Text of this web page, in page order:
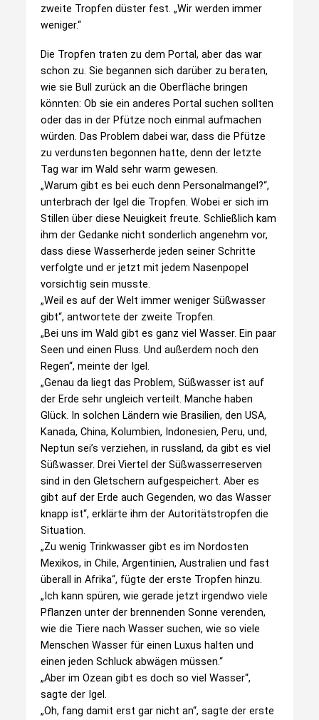
zweite Tropfen düster fest. „Wir werden immer
weniger.“
Die Tropfen traten zu dem Portal, aber das war
schon zu. Sie begannen sich darüber zu beraten,
wie sie Bull zurück an die Oberfläche bringen
könnten: Ob sie ein anderes Portal suchen sollten
oder das in der Pfütze noch einmal aufmachen
würden. Das Problem dabei war, dass die Pfütze
zu verdunsten begonnen hatte, denn der letzte
Tag war im Wald sehr warm gewesen.
„Warum gibt es bei euch denn Personalmangel?“,
unterbrach der Igel die Tropfen. Wobei er sich im
Stillen über diese Neuigkeit freute. Schließlich kam
ihm der Gedanke nicht sonderlich angenehm vor,
dass diese Wasserherde jeden seiner Schritte
verfolgte und er jetzt mit jedem Nasenpopel
vorsichtig sein musste.
„Weil es auf der Welt immer weniger Süßwasser
gibt“, antwortete der zweite Tropfen.
„Bei uns im Wald gibt es ganz viel Wasser. Ein paar
Seen und einen Fluss. Und außerdem noch den
Regen“, meinte der Igel.
„Genau da liegt das Problem, Süßwasser ist auf
der Erde sehr ungleich verteilt. Manche haben
Glück. In solchen Ländern wie Brasilien, den USA,
Kanada, China, Kolumbien, Indonesien, Peru, und,
Neptun sei’s verziehen, in russland, da gibt es viel
Süßwasser. Drei Viertel der Süßwasserreserven
sind in den Gletschern aufgespeichert. Aber es
gibt auf der Erde auch Gegenden, wo das Wasser
knapp ist“, erklärte ihm der Autoritätstropfen die
Situation.
„Zu wenig Trinkwasser gibt es im Nordosten
Mexikos, in Chile, Argentinien, Australien und fast
überall in Afrika“, fügte der erste Tropfen hinzu.
„Ich kann spüren, wie gerade jetzt irgendwo viele
Pflanzen unter der brennenden Sonne verenden,
wie die Tiere nach Wasser suchen, wie so viele
Menschen Wasser für einen Luxus halten und
einen jeden Schluck abwägen müssen.“
„Aber im Ozean gibt es doch so viel Wasser“,
sagte der Igel.
„Oh, fang damit erst gar nicht an“, sagte der erste